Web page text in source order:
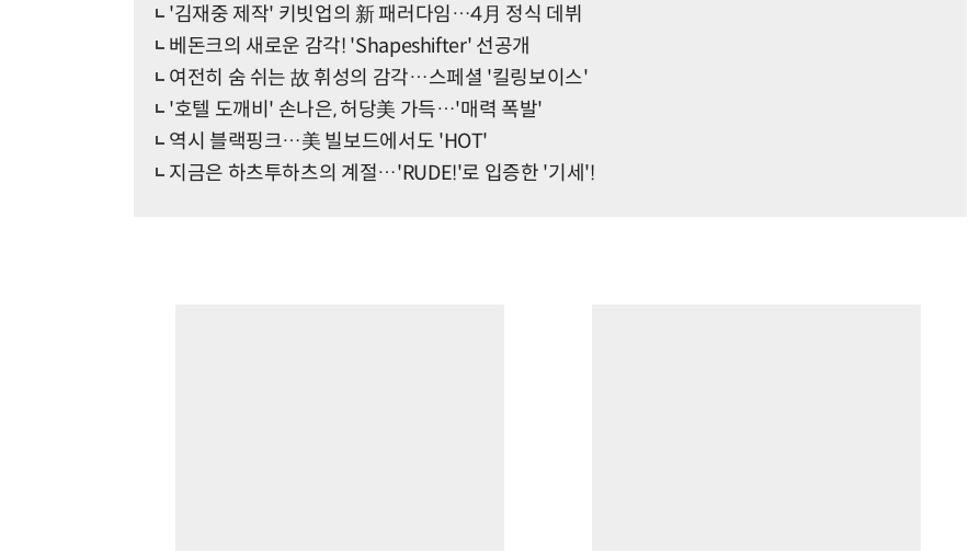
'김재중 제작' 키빗업의 新 패러다임…4月 정식 데뷔
베돈크의 새로운 감각! 'Shapeshifter' 선공개
여전히 숨 쉬는 故 휘성의 감각…스페셜 '킬링보이스'
'호텔 도깨비' 손나은, 허당美 가득…'매력 폭발'
역시 블랙핑크…美 빌보드에서도 'HOT'
지금은 하츠투하츠의 계절…'RUDE!'로 입증한 '기세'!